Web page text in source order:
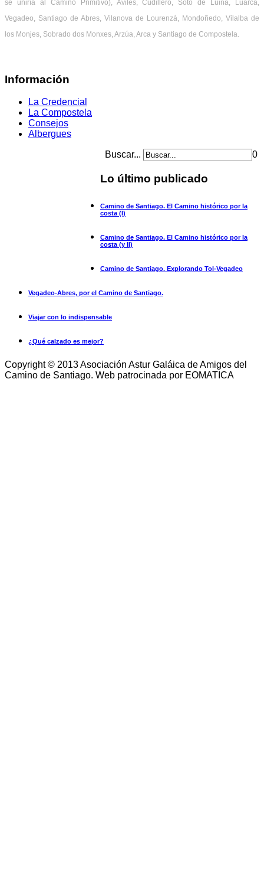
se uniría al Camino Primitivo), Avilés, Cudillero, Soto de Luiña, Luarca,
Vegadeo, Santiago de Abres, Vilanova de Lourenzá, Mondoñedo, Vilalba de
los Monjes, Sobrado dos Monxes, Arzúa, Arca y Santiago de Compostela.
Información
La Credencial
La Compostela
Consejos
Albergues
Buscar... 0
Lo último publicado
Camino de Santiago. El Camino histórico por la
costa (I)
Camino de Santiago. El Camino histórico por la
costa (y II)
Camino de Santiago. Explorando Tol-Vegadeo
Vegadeo-Abres, por el Camino de Santiago.
Viajar con lo indispensable
¿Qué calzado es mejor?
Copyright © 2013 Asociación Astur Galáica de Amigos del
Camino de Santiago. Web patrocinada por EOMATICA